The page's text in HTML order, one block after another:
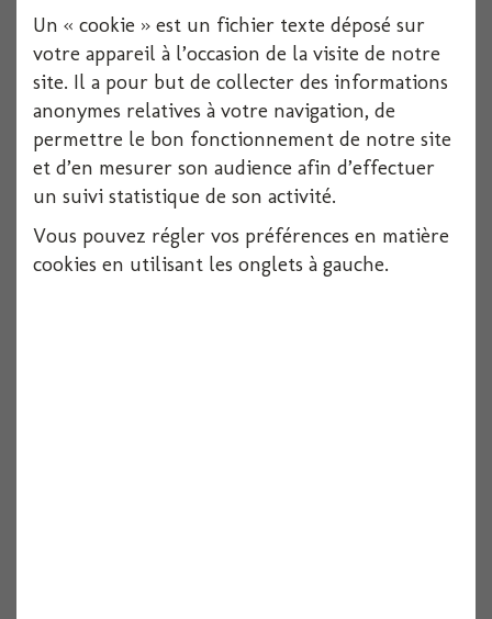
Voir
Un « cookie » est un fichier texte déposé sur
votre appareil à l’occasion de la visite de notre
site. Il a pour but de collecter des informations
anonymes relatives à votre navigation, de
permettre le bon fonctionnement de notre site
et d’en mesurer son audience afin d’effectuer
un suivi statistique de son activité.
Vous pouvez régler vos préférences en matière
cookies en utilisant les onglets à gauche.